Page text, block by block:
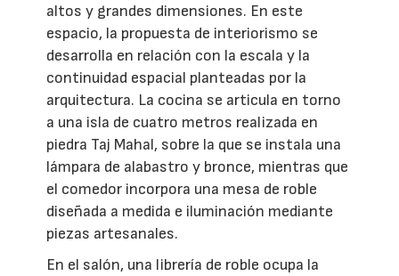
altos y grandes dimensiones. En este
espacio, la propuesta de interiorismo se
desarrolla en relación con la escala y la
continuidad espacial planteadas por la
arquitectura. La cocina se articula en torno
a una isla de cuatro metros realizada en
piedra Taj Mahal, sobre la que se instala una
lámpara de alabastro y bronce, mientras que
el comedor incorpora una mesa de roble
diseñada a medida e iluminación mediante
piezas artesanales.
En el salón, una librería de roble ocupa la